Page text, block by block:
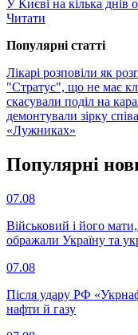
У Києві на кілька
Читати
Популярнi статтi
Лікарі розповіли як
"Стратус", що не має
скасували поділ на
демонтували зірку
«Лужниках»
Популярнi
07.08
Військовий і його
ображали Україну та
07.08
Після удару РФ
нафти й газу